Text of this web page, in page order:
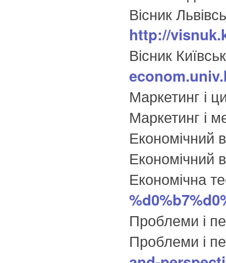
Вісник
http://
Вісник
Маркетинг і
Маркетинг і
Економічний
Економічний
Економічна
Проблеми і
Проблеми і